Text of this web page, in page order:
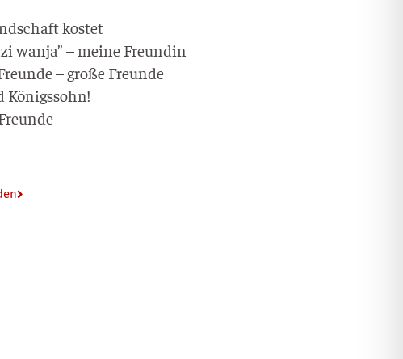
kostet
wan­ja” – mei­ne Freundin
– gro­ße Freunde
Königssohn!